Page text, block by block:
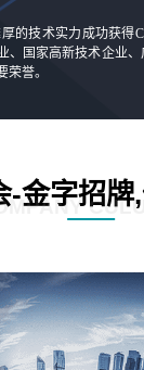
的技术实力成功获得
、国家高新技术企业
誉。
-金字招牌